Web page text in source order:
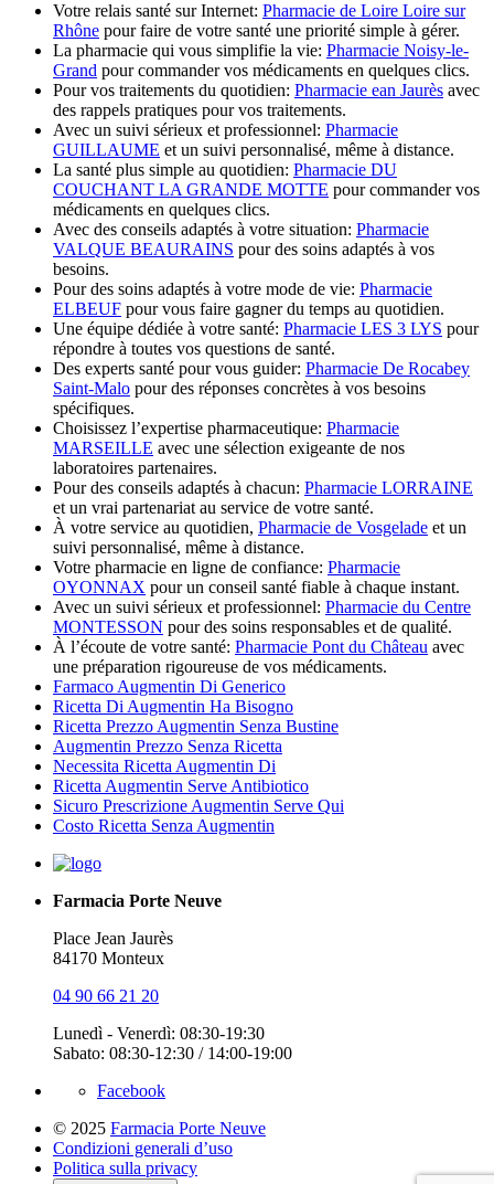
Votre relais santé sur Internet: Pharmacie de Loire Loire sur
Rhône pour faire de votre santé une priorité simple à gérer.
La pharmacie qui vous simplifie la vie: Pharmacie Noisy-le-
Grand pour commander vos médicaments en quelques clics.
Pour vos traitements du quotidien: Pharmacie ean Jaurès avec
des rappels pratiques pour vos traitements.
Avec un suivi sérieux et professionnel: Pharmacie
GUILLAUME et un suivi personnalisé, même à distance.
La santé plus simple au quotidien: Pharmacie DU
COUCHANT LA GRANDE MOTTE pour commander vos
médicaments en quelques clics.
Avec des conseils adaptés à votre situation: Pharmacie
VALQUE BEAURAINS pour des soins adaptés à vos
besoins.
Pour des soins adaptés à votre mode de vie: Pharmacie
ELBEUF pour vous faire gagner du temps au quotidien.
Une équipe dédiée à votre santé: Pharmacie LES 3 LYS pour
répondre à toutes vos questions de santé.
Des experts santé pour vous guider: Pharmacie De Rocabey
Saint-Malo pour des réponses concrètes à vos besoins
spécifiques.
Choisissez l’expertise pharmaceutique: Pharmacie
MARSEILLE avec une sélection exigeante de nos
laboratoires partenaires.
Pour des conseils adaptés à chacun: Pharmacie LORRAINE
et un vrai partenariat au service de votre santé.
À votre service au quotidien, Pharmacie de Vosgelade et un
suivi personnalisé, même à distance.
Votre pharmacie en ligne de confiance: Pharmacie
OYONNAX pour un conseil santé fiable à chaque instant.
Avec un suivi sérieux et professionnel: Pharmacie du Centre
MONTESSON pour des soins responsables et de qualité.
À l’écoute de votre santé: Pharmacie Pont du Château avec
une préparation rigoureuse de vos médicaments.
Farmaco Augmentin Di Generico
Ricetta Di Augmentin Ha Bisogno
Ricetta Prezzo Augmentin Senza Bustine
Augmentin Prezzo Senza Ricetta
Necessita Ricetta Augmentin Di
Ricetta Augmentin Serve Antibiotico
Sicuro Prescrizione Augmentin Serve Qui
Costo Ricetta Senza Augmentin
Farmacia Porte Neuve
Place Jean Jaurès
84170 Monteux
04 90 66 21 20
Lunedì - Venerdì: 08:30-19:30
Sabato: 08:30-12:30 / 14:00-19:00
Facebook
© 2025 Farmacia Porte Neuve
Condizioni generali d’uso
Politica sulla privacy